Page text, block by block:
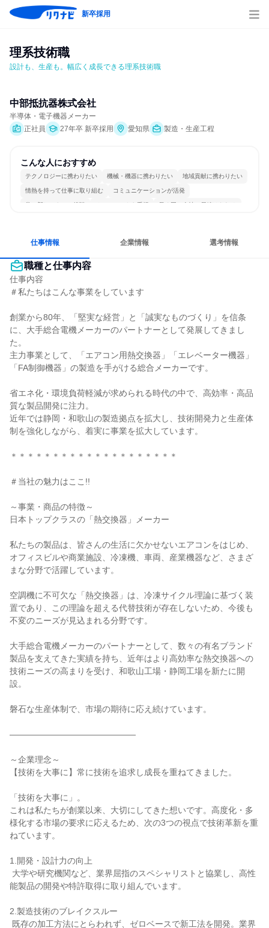
新卒採用
理系技術職
設計も、生産も。幅広く成長できる理系技術職
中部抵抗器株式会社
半導体・電子機器メーカー
正社員
27年卒 新卒採用 愛知県 製造・生産工程
こんな人におすすめ
テクノロジーに携わりたい 機械・機器に携わりたい 地域貢献に携わりたい
情熱を持って仕事に取り組む コミュニケーションが活発
常に新しいものに挑戦 チームワークを重視 長く同じ会社に居続けられる
仕事情報 企業情報 選考情報
職種と仕事内容
仕事内容
＃私たちはこんな事業をしています
創業から80年、「堅実な経営」と「誠実なものづくり」を信条
に、大手総合電機メーカーのパートナーとして発展してきまし
た。
主力事業として、「エアコン用熱交換器」「エレベーター機器」
「FA制御機器」の製造を手がける総合メーカーです。
省エネ化・環境負荷軽減が求められる時代の中で、高効率・高品
質な製品開発に注力。
近年では静岡・和歌山の製造拠点を拡大し、技術開発力と生産体
制を強化しながら、着実に事業を拡大しています。
＊＊＊＊＊＊＊＊＊＊＊＊＊＊＊＊＊＊＊＊
＃当社の魅力はここ!!
～事業・商品の特徴～
日本トップクラスの「熱交換器」メーカー
私たちの製品は、皆さんの生活に欠かせないエアコンをはじめ、
オフィスビルや商業施設、冷凍機、車両、産業機器など、さまざ
まな分野で活躍しています。
空調機に不可欠な「熱交換器」は、冷凍サイクル理論に基づく装
置であり、この理論を超える代替技術が存在しないため、今後も
不変のニーズが見込まれる分野です。
大手総合電機メーカーのパートナーとして、数々の有名ブランド
製品を支えてきた実績を持ち、近年はより高効率な熱交換器への
技術ニーズの高まりを受け、和歌山工場・静岡工場を新たに開
設。
磐石な生産体制で、市場の期待に応え続けています。
―――――――――――――――
～企業理念～
【技術を大事に】常に技術を追求し成長を重ねてきました。
「技術を大事に」。
これは私たちが創業以来、大切にしてきた想いです。高度化・多
様化する市場の要求に応えるため、次の3つの視点で技術革新を重
ねています。
1.開発・設計力の向上
能製品の開発や特許取得に取り組んでいます。
2.製造技術のブレイクスルー